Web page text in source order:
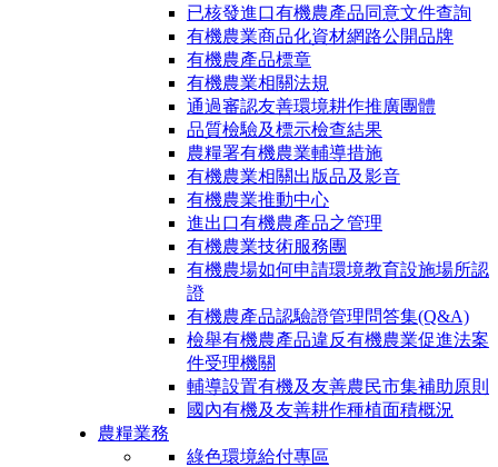
已核發進口有機農產品同意文件查詢
有機農業商品化資材網路公開品牌
有機農產品標章
有機農業相關法規
通過審認友善環境耕作推廣團體
品質檢驗及標示檢查結果
農糧署有機農業輔導措施
有機農業相關出版品及影音
有機農業推動中心
進出口有機農產品之管理
有機農業技術服務團
有機農場如何申請環境教育設施場所認
證
有機農產品認驗證管理問答集(Q&A)
檢舉有機農產品違反有機農業促進法案
件受理機關
輔導設置有機及友善農民市集補助原則
國內有機及友善耕作種植面積概況
農糧業務
綠色環境給付專區